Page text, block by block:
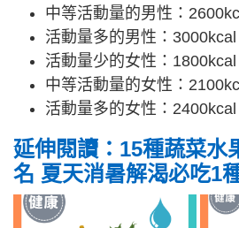
中等活動量的男性：
活動量多的男性：3000kcal
活動量少的女性：1800kcal
中等活動量的女性：
活動量多的女性：2400kcal
延伸閱讀：15種蔬菜水
名 夏天消暑解渴必吃1